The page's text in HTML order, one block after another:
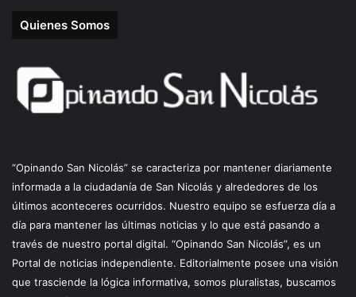
Quienes Somos
“Opinando San Nicolás” se caracteriza por mantener diariamente
informada a la ciudadanía de San Nicolás y alrededores de los
últimos aconteceres ocurridos. Nuestro equipo se esfuerza día a
día para mantener las últimas noticias y lo que está pasando a
través de nuestro portal digital. “Opinando San Nicolás”, es un
Portal de noticias independiente. Editorialmente posee una visión
que trasciende la lógica informativa, somos pluralistas, buscamos